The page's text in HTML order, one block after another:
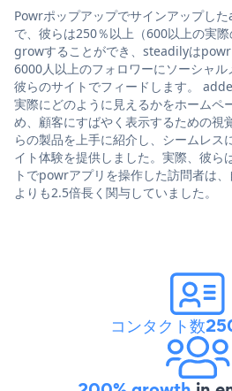
Powrポップアップでサインアップし
で、彼らは250％以上（600以上の実
growすることができ、steadilyはpowr
6000人以上のフォロワーにソーシャ
彼らのサイトでフィードします。
実際にどのように見えるかをホーム
め、顧客にすばやく表示するための視
らの製品を上手に紹介し、シームレス
イト体験を提供しました。実際、彼
トでpowrアプリを操作した訪問者は
よりも2.5倍長く関与していました。
コンタクト数